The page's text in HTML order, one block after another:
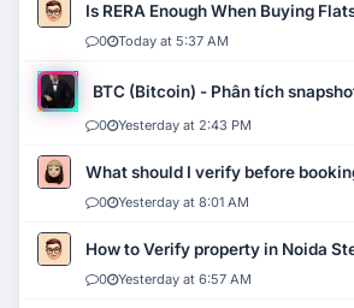
Is RERA Enough When Buying
0 Today at 5:37 AM
BTC (Bitcoin) - Phân tích
0 Yesterday at 2:43 PM
What should I verify before
0 Yesterday at 8:01 AM
How to Verify property in Noida
0 Yesterday at 6:57 AM